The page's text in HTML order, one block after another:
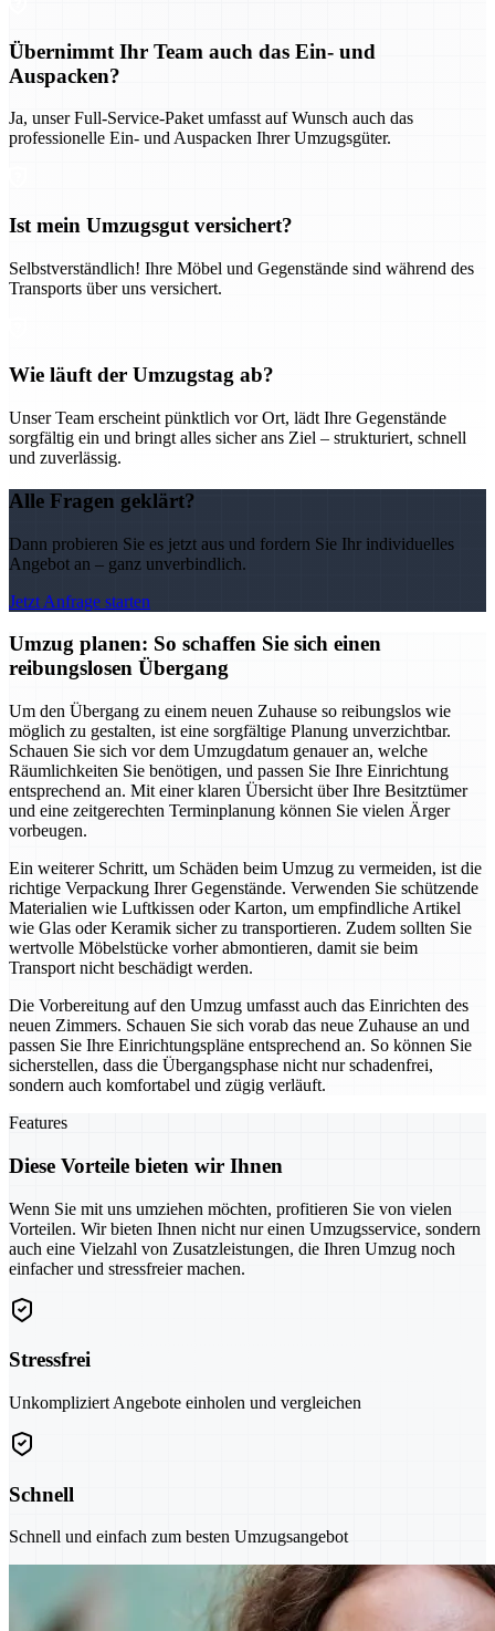
Übernimmt Ihr Team auch das Ein- und
Auspacken?
Ja, unser Full-Service-Paket umfasst auf Wunsch auch das
professionelle Ein- und Auspacken Ihrer Umzugsgüter.
Ist mein Umzugsgut versichert?
Selbstverständlich! Ihre Möbel und Gegenstände sind während des
Transports über uns versichert.
Wie läuft der Umzugstag ab?
Unser Team erscheint pünktlich vor Ort, lädt Ihre Gegenstände
sorgfältig ein und bringt alles sicher ans Ziel – strukturiert, schnell
und zuverlässig.
Alle Fragen geklärt?
Dann probieren Sie es jetzt aus und fordern Sie Ihr individuelles
Angebot an – ganz unverbindlich.
Jetzt Anfrage starten
Umzug planen: So schaffen Sie sich einen
reibungslosen Übergang
Um den Übergang zu einem neuen Zuhause so reibungslos wie
möglich zu gestalten, ist eine sorgfältige Planung unverzichtbar.
Schauen Sie sich vor dem Umzugdatum genauer an, welche
Räumlichkeiten Sie benötigen, und passen Sie Ihre Einrichtung
entsprechend an. Mit einer klaren Übersicht über Ihre Besitztümer
und eine zeitgerechten Terminplanung können Sie vielen Ärger
vorbeugen.
Ein weiterer Schritt, um Schäden beim Umzug zu vermeiden, ist die
richtige Verpackung Ihrer Gegenstände. Verwenden Sie schützende
Materialien wie Luftkissen oder Karton, um empfindliche Artikel
wie Glas oder Keramik sicher zu transportieren. Zudem sollten Sie
wertvolle Möbelstücke vorher abmontieren, damit sie beim
Transport nicht beschädigt werden.
Die Vorbereitung auf den Umzug umfasst auch das Einrichten des
neuen Zimmers. Schauen Sie sich vorab das neue Zuhause an und
passen Sie Ihre Einrichtungspläne entsprechend an. So können Sie
sicherstellen, dass die Übergangsphase nicht nur schadenfrei,
sondern auch komfortabel und zügig verläuft.
Features
Diese Vorteile bieten wir Ihnen
Wenn Sie mit uns umziehen möchten, profitieren Sie von vielen
Vorteilen. Wir bieten Ihnen nicht nur einen Umzugsservice, sondern
auch eine Vielzahl von Zusatzleistungen, die Ihren Umzug noch
einfacher und stressfreier machen.
Stressfrei
Unkompliziert Angebote einholen und vergleichen
Schnell
Schnell und einfach zum besten Umzugsangebot